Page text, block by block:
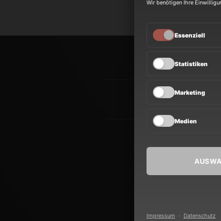
NEWS
TOUR
Wir benötigen Ihre
Essenziell
Statistiken
Marketing
Medien
Impressum · Datenschutz